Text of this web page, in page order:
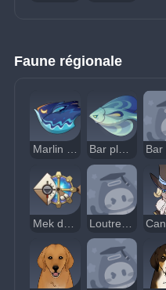
Faune régionale
Marlin à hache de courant Bar plumé ondulant